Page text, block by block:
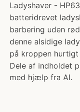
Ladyshaver -
batteridrevet
barbering uden
denne alsidige
på kroppen hurtigt
Dele af indholdet
med hjælp fra AI.